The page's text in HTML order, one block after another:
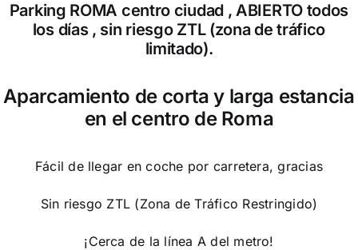
Parking ROMA centro ciudad , ABIERTO todos
los días , sin riesgo ZTL (zona de tráfico
limitado).
Aparcamiento de corta y larga estancia
en el centro de Roma
Fácil de llegar en coche por carretera, gracias
Sin riesgo ZTL (Zona de Tráfico Restringido)
¡Cerca de la línea A del metro!